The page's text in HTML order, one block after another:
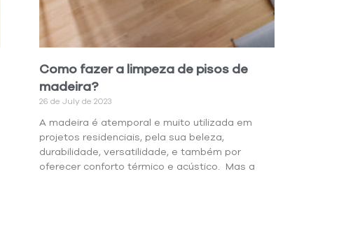
Como fazer a limpeza de pisos de
madeira?
26 de July de 2023
A madeira é atemporal e muito utilizada em
projetos residenciais, pela sua beleza,
durabilidade, versatilidade, e também por
oferecer conforto térmico e acústico. Mas a